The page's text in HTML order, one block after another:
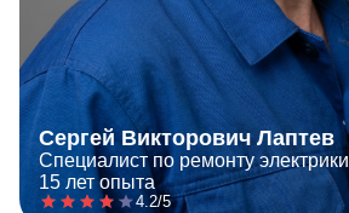
Сергей Викторович Лаптев
Специалист по ремонту электрики
15 лет опыта
4.2/5